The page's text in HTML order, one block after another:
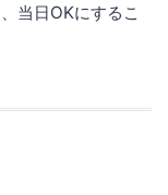
当日OKにするこ